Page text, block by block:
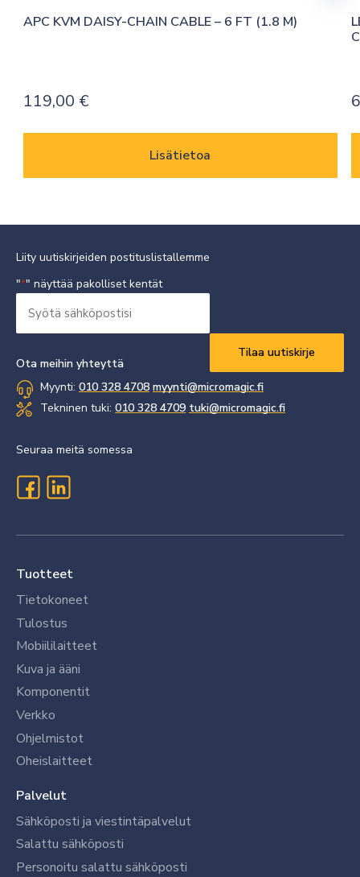
APC KVM DAISY-CHAIN CABLE – 6 FT (1.8 M)
119,00 €
Lisätietoa
Liity uutiskirjeiden postituslistallemme
"*" näyttää pakolliset kentät
sähköpostisi
Ota meihin yhteyttä
Myynti: 010 328 4708 myynti@micromagic.fi
Tekninen tuki: 010 328 4709 tuki@micromagic.fi
Seuraa meitä somessa
Tuotteet
Tietokoneet
Tulostus
Mobiililaitteet
Kuva ja ääni
Komponentit
Verkko
Ohjelmistot
Oheislaitteet
Palvelut
Sähköposti ja viestintäpalvelut
Salattu sähköposti
Personoitu salattu sähköposti